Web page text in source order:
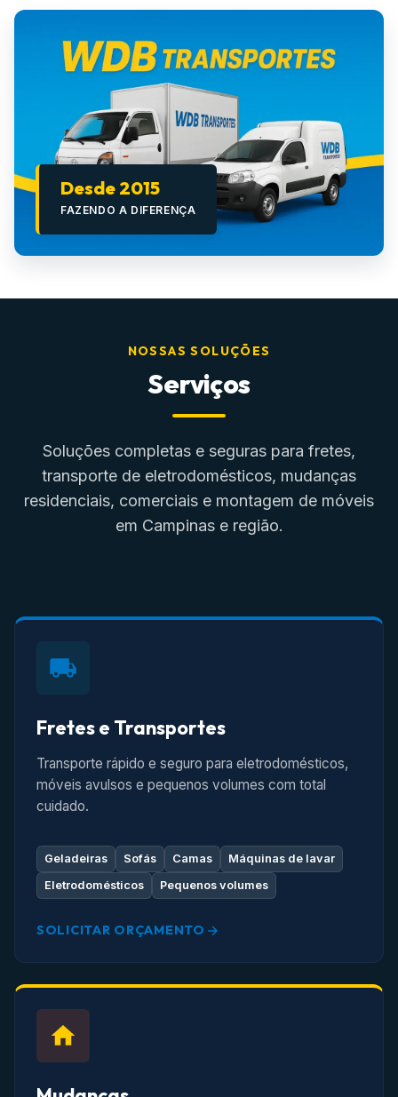
Desde 2015
FAZENDO A DIFERENÇA
NOSSAS SOLUÇÕES
Serviços
Soluções completas e seguras para fretes,
transporte de eletrodomésticos, mudanças
residenciais, comerciais e montagem de móveis
em Campinas e região.
Fretes e Transportes
Transporte rápido e seguro para eletrodomésticos,
móveis avulsos e pequenos volumes com total
cuidado.
Geladeiras Sofás Camas
Máquinas de lavar
Eletrodomésticos
Pequenos volumes
SOLICITAR ORÇAMENTO